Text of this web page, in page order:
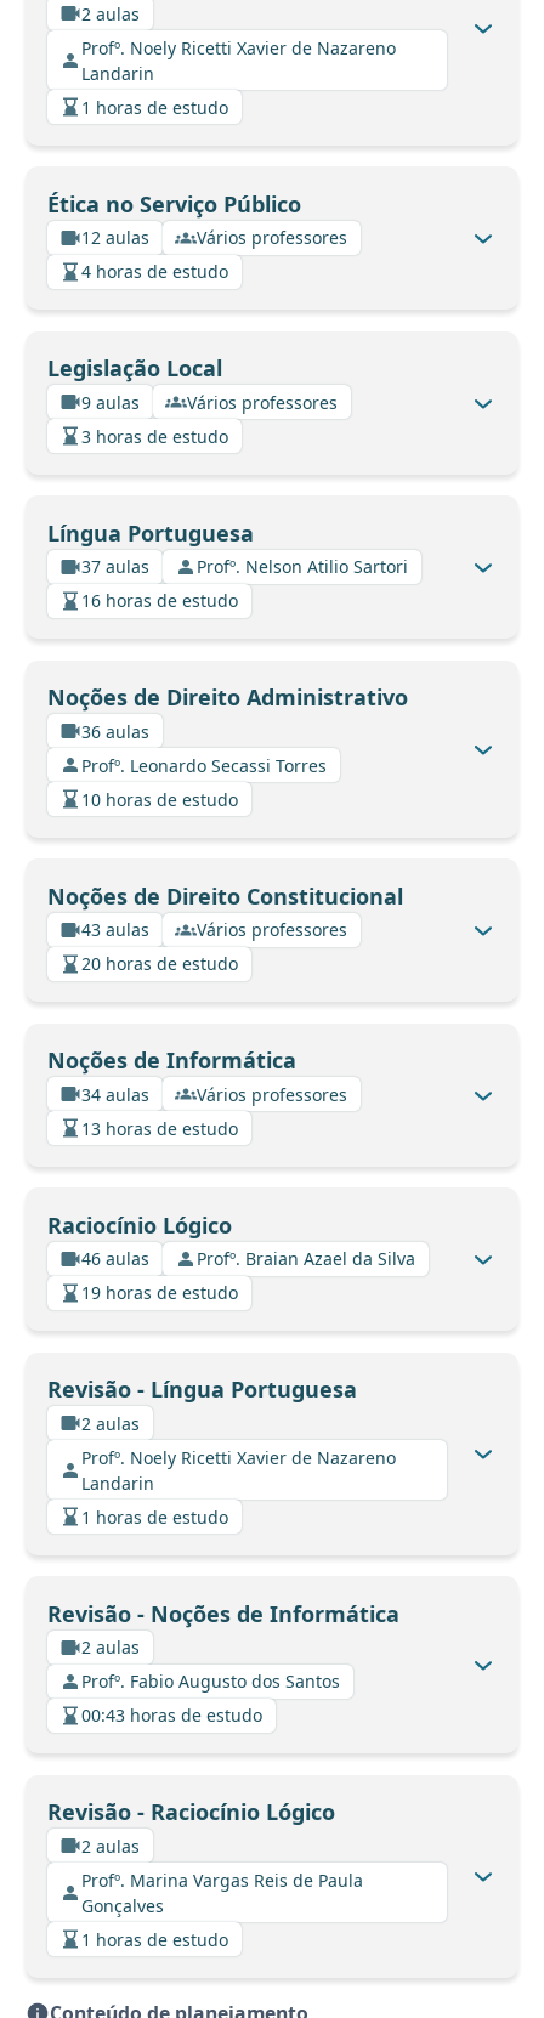
2 aulas
Profº. Noely Ricetti Xavier de Nazareno
Landarin
1 horas de estudo
Ética no Serviço Público
12 aulas
Vários professores
4 horas de estudo
Legislação Local
9 aulas
Vários professores
3 horas de estudo
Língua Portuguesa
37 aulas
Profº. Nelson Atilio Sartori
16 horas de estudo
Noções de Direito Administrativo
36 aulas
Profº. Leonardo Secassi Torres
10 horas de estudo
Noções de Direito Constitucional
43 aulas
Vários professores
20 horas de estudo
Noções de Informática
34 aulas
Vários professores
13 horas de estudo
Raciocínio Lógico
46 aulas
Profº. Braian Azael da Silva
19 horas de estudo
Revisão - Língua Portuguesa
2 aulas
Profº. Noely Ricetti Xavier de Nazareno
Landarin
1 horas de estudo
Revisão - Noções de Informática
2 aulas
Profº. Fabio Augusto dos Santos
00:43 horas de estudo
Revisão - Raciocínio Lógico
2 aulas
Profº. Marina Vargas Reis de Paula
Gonçalves
1 horas de estudo